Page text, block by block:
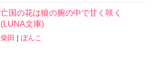
亡国の花は狼の腕の中で甘く咲く
(LUNA文庫)
柴田 |ぼんこ